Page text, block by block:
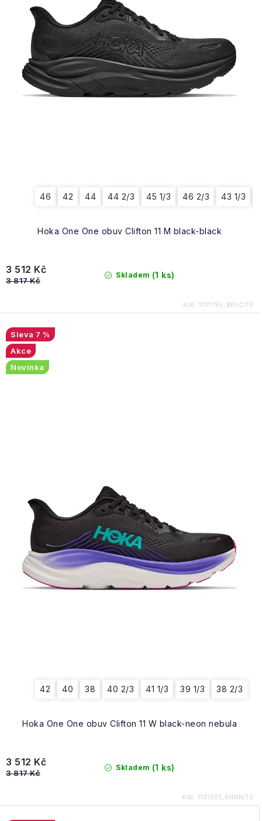
Hoka One One obuv Clifton 11 M black-black
46 42 44 44 2/3 45 1/3 46 2/3 43 1/3
Skladem (1 ks)
3 512 Kč
3 817 Kč
Kód: 1101795_BBLC/10
Hoka One One obuv Clifton 11 W black-neon nebula
7 %
Akce
Novinka
42 40 38 40 2/3 41 1/3 39 1/3 38 2/3
Skladem (1 ks)
3 512 Kč
3 817 Kč
Kód: 1101801_BNNN/10